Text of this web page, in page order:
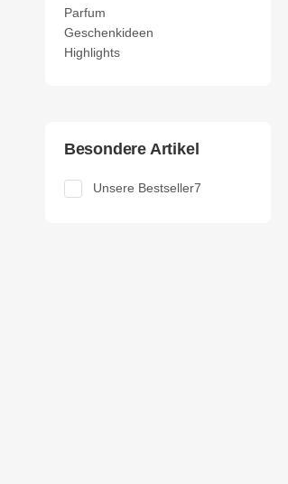
Parfum
Geschenkideen
Highlights
Besondere Artikel
Unsere Bestseller7Artikel gefunden